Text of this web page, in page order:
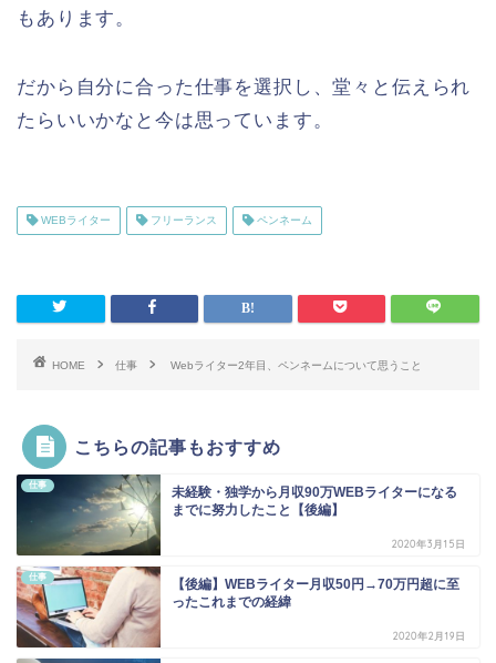
もあります。
だから自分に合った仕事を選択し、堂々と伝えられ
たらいいかなと今は思っています。
WEBライター フリーランス ペンネーム
HOME 仕事 Webライター2年目、ペンネームについて思うこと
こちらの記事もおすすめ
仕事
未経験・独学から月収90万WEBライターになる
までに努力したこと【後編】
2020年3月15日
仕事
【後編】WEBライター月収50円→70万円超に至
ったこれまでの経緯
2020年2月19日